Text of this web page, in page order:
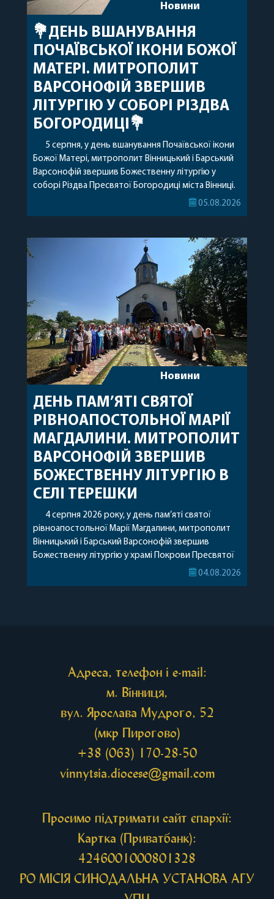
Новини
💐ДЕНЬ ВШАНУВАННЯ
ПОЧАЇВСЬКОЇ ІКОНИ БОЖОЇ
МАТЕРІ. МИТРОПОЛИТ
ВАРСОНОФІЙ ЗВЕРШИВ
ЛІТУРГІЮ У СОБОРІ РІЗДВА
БОГОРОДИЦІ💐
5 серпня, у день вшанування Почаївської ікони
Божої Матері, митрополит Вінницький і Барський
Варсонофій звершив Божественну літургію у
соборі Різдва Пресвятої Богородиці міста Вінниці.
Його Високопреосвященству співслужили
священному сані. Під час богослужіння підносилися
особливі молитви за мир в Україні, за воїнів, які
05.08.2026
Новини
ДЕНЬ ПАМ’ЯТІ СВЯТОЇ
РІВНОАПОСТОЛЬНОЇ МАРІЇ
МАГДАЛИНИ. МИТРОПОЛИТ
ВАРСОНОФІЙ ЗВЕРШИВ
БОЖЕСТВЕННУ ЛІТУРГІЮ В
СЕЛІ ТЕРЕШКИ
4 серпня 2026 року, у день пам’яті святої
рівноапостольної Марії Магдалини, митрополит
Вінницький і Барський Варсонофій звершив
Божественну літургію у храмі Покрови Пресвятої
Богородиці села Терешки Барського благочиння.
04.08.2026
Адреса, телефон і e-mail:
м. Вінниця,
вул. Ярослава Мудрого, 52
(мкр Пирогово)
+38 (063) 170-28-50
vinnytsia.diocese@gmail.com
Просимо підтримати сайт єпархії:
Картка (Приватбанк):
4246001000801328
РО МIСIЯ СИНОДАЛЬНА УСТАНОВА АГУ